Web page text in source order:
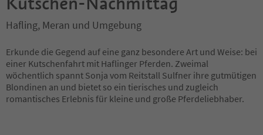
Hafling, Meran und Umgebung
Erkunde die Gegend auf eine ganz besondere Art und Weise: bei
einer Kutschenfahrt mit Haflinger Pferden. Zweimal
wöchentlich spannt Sonja vom Reitstall Sulfner ihre gutmütigen
Blondinen an und bietet so ein tierisches und zugleich
romantisches Erlebnis für kleine und große Pferdeliebhaber.